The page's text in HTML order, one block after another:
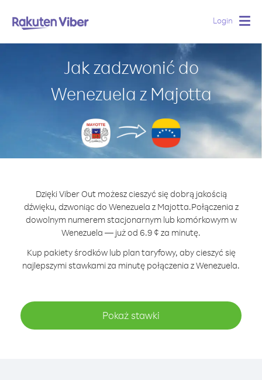
Login
Jak zadzwonić do
Wenezuela z Majotta
Dzięki Viber Out możesz cieszyć się dobrą jakością
dźwięku, dzwoniąc do Wenezuela z Majotta.Połączenia z
dowolnym numerem stacjonarnym lub komórkowym w
Wenezuela — już od 6.9 ¢ za minutę.
Kup pakiety środków lub plan taryfowy, aby cieszyć się
najlepszymi stawkami za minutę połączenia z Wenezuela.
Pokaż stawki